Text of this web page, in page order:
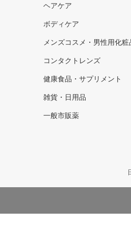
ヘアケア
ボディケア
メンズコスメ・男性用化粧
コンタクトレンズ
健康食品・サプリメント
雑貨・日用品
一般市販薬